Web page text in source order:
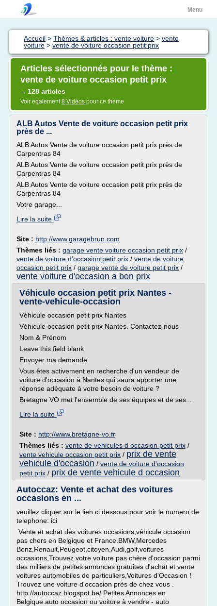
Menu
Accueil > Thèmes & articles : vente voiture > vente
voiture > vente de voiture occasion petit prix
Articles sélectionnés pour le thème :
vente de voiture occasion petit prix
→ 128 articles
Voir également8 Vidéos pour ce thème
ALB Autos Vente de voiture occasion petit prix
près de ...
ALB Autos Vente de voiture occasion petit prix près de
Carpentras 84
ALB Autos Vente de voiture occasion petit prix près de
Carpentras 84
ALB Autos Vente de voiture occasion petit prix près de
Carpentras 84
Votre garage...
Lire la suite
Site : http://www.garagebrun.com
Thèmes liés : garage vente voiture occasion petit prix /
vente de voiture d'occasion petit prix / vente de voiture
occasion petit prix / garage vente de voiture petit prix /
vente voiture d'occasion a bon prix
Véhicule occasion petit prix Nantes -
vente-vehicule-occasion
Véhicule occasion petit prix Nantes
Véhicule occasion petit prix Nantes. Contactez-nous
Nom & Prénom
Leave this field blank
Envoyer ma demande
Vous êtes activement en recherche d'un vendeur de
voiture d'occasion à Nantes qui saura apporter une
réponse adéquate à votre besoin de voiture ?
Bretagne VO met l'ensemble de ses équipes et de ses...
Lire la suite
Site : http://www.bretagne-vo.fr
Thèmes liés : vente de vehicules d occasion petit prix /
vente vehicule occasion petit prix / prix de vente
vehicule d'occasion / vente de voiture d'occasion
petit prix / prix de vente vehicule d occasion
Autoccaz: Vente et achat des voitures
occasions en ...
veuillez cliquer sur le lien ci dessous pour voir le numero de
telephone: ici
Vente et achat des voitures occasions,véhicule occasion
pas chers en Belgique et France.BMW,Mercedes
Benz,Renault,Peugeot,citoyen,Audi,golf,voitures
occasions,Trouvez votre voiture pas chère d'occasion parmi
des milliers de petites annonces gratuites d'achat et vente
voitures automobiles de particuliers,Voitures d'Occasion !
Trouvez une voiture d'occasion près de chez vous .
http://autoccaz.blogspot.be/ Petites Annonces en
Belgique.auto occasion ou voiture à vendre - auto